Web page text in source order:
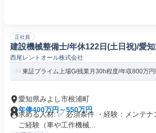
正社員
建設機械整備士/年休122日(土日祝)/愛
西尾レントオール株式会社
東証プライム上場G/残業月30h程度/年収800万
愛知県みよし市根浦町
年俸400万円～550万円
求める人材: ✅ 必須条件 ・経験：メンテ
ご経験（車や工作機械...